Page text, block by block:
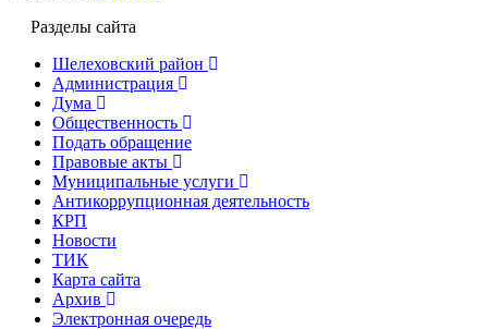
Разделы сайта
Шелеховский район
Администрация
Дума
Общественность
Подать обращение
Правовые акты
Муниципальные услуги
Антикоррупционная деятельность
КРП
Новости
ТИК
Карта сайта
Архив
Электронная очередь